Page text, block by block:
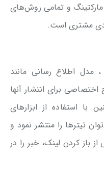
و تمامی روش‌های
مشتری است.
مدل اطلاع رسانی مانند
برای انتشار آنها
با استفاده از ابزارهای
تیترها را منتشر نمود و
باز کردن لینک، خبر را در